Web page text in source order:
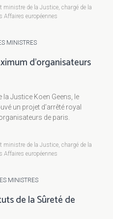
ministre de la Justice, chargé de la
Affaires européennes
MINISTRES
d'organisateurs
Justice Koen Geens, le
un projet d’arrêté royal
de paris.
ministre de la Justice, chargé de la
Affaires européennes
MINISTRES
de la Sûreté de